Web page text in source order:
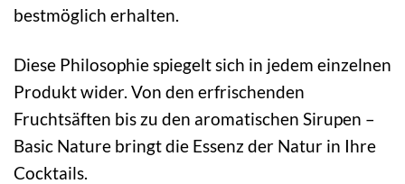
bestmöglich erhalten.
Diese Philosophie spiegelt sich in jedem einzelnen
Produkt wider. Von den erfrischenden
Fruchtsäften bis zu den aromatischen Sirupen –
Basic Nature bringt die Essenz der Natur in Ihre
Cocktails.